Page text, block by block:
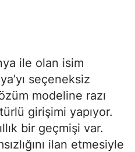
ile olan isim
seçeneksiz
modeline razı
girişimi yapıyor.
bir geçmişi var.
ilan etmesiyle